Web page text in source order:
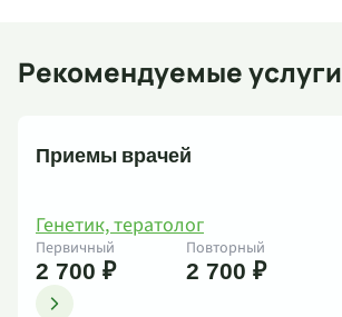
Рекомендуемые услуги
Приемы врачей
Генетик, тератолог
Первичный
2 700 ₽
Повторный
2 700 ₽